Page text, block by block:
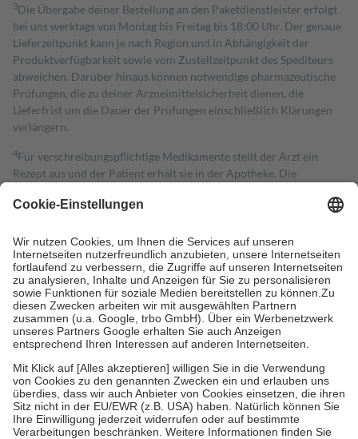
3Die Übergabe deiner Bestellung an den Paketdienstleister erfolgt
bei uns werktags von Montag bis Freitag bis 18:00 Uhr. Der genaue
Lieferzeitpunkt kann je nach Region und in Abhängigkeit der
Produktverfügbarkeit sowie vom Zustellzeitpunkt des Spediteurs
abweichen. Darüber hinaus können notwendige pharmazeutische
Prüfungen, die zu deiner Arzneimittelsicherheit dienen, die
Lieferfrist um die Dauer der Prüfungen einschließlich Klärungen
verlängern.
4Für verschreibungspflichtige Medikamente stellt der Arzt ein
Rezept aus und der Patient erhält sie in der Apotheke. Die
Kosten dafür, der Versicherte trägt einen Teil davon als Zuzahlung
Grundsätzlich leisten Mitglieder Zuzahlungen in Höhe von zehn
Prozent des Abgabepreises,mindestensjedochfünf Euround
höchstens zehn Euro.Es sind jedoch nie mehr als die tatsächlichen
Kosten der Leistung zu entrichten.
Diese Regeln gelten grundsätzlich auch für Online-Apotheken.
Bei Heilmitteln und häuslicher Krankenpflege beträgt die
Zuzahlung zehn Prozent der Kosten sowie zehn Euro je
Um das Engagement der Versicherten für ihre eigene Gesundheit zu
stärken und die besondere Stellung der Familie zu unterstützen,
fallenkeine Zuzahlungen an bei:
• Kindern und Jugendlichen bis zum vollendeten 18. Lebensjahr